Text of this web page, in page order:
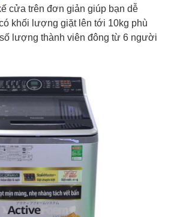
cửa trên đơn giản giúp bạn dễ
khối lượng giặt lên tới 10kg phù
lượng thành viên đông từ 6 người